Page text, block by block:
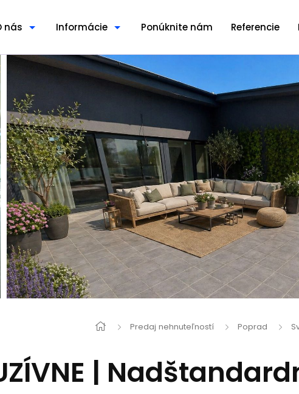
nás Informácie Ponúknite nám Referencie
Predaj nehnuteľností Poprad
|